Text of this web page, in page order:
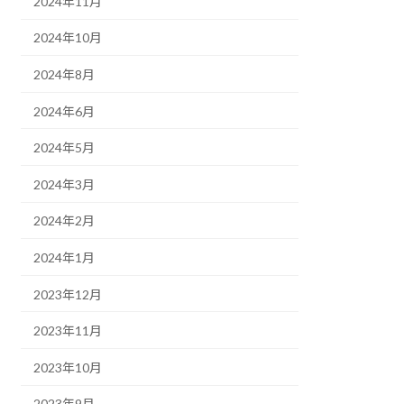
2024年10月
2024年8月
2024年6月
2024年5月
2024年3月
2024年2月
2024年1月
2023年12月
2023年11月
2023年10月